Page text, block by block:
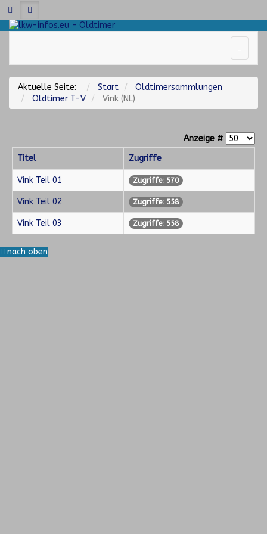
Aktuelle Seite: Start
Oldtimersammlungen
Oldtimer T-V
Vink (NL)
Anzeige #
Titel
Zugriffe
Vink Teil 01 Zugriffe: 570
Vink Teil 02 Zugriffe: 558
Vink Teil 03 Zugriffe: 558
nach oben